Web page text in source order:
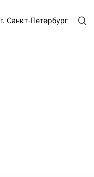
г. Санкт-Петербург